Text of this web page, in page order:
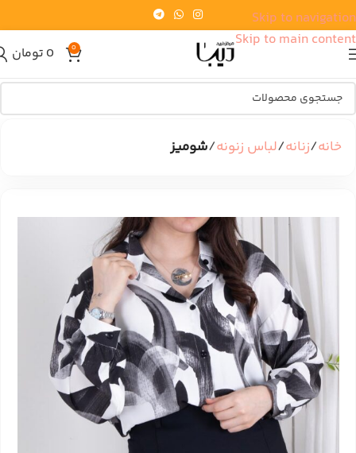
Skip to navigation
Skip to main content
0
0 تومان
خانه زنانه لباس زنونه شومیز